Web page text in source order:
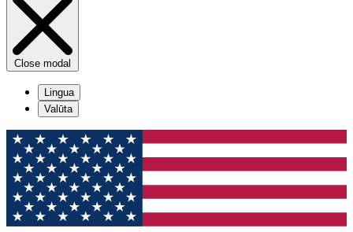
Close modal
Lingua
Valūta